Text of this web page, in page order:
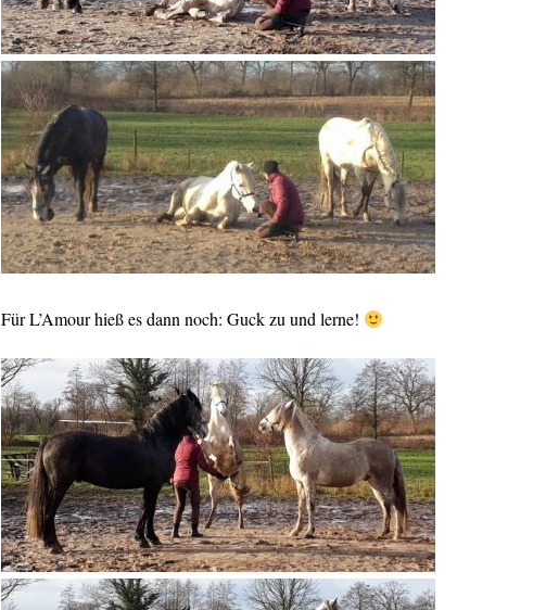
Für L’Amour hieß es dann noch: Guck zu und lerne!